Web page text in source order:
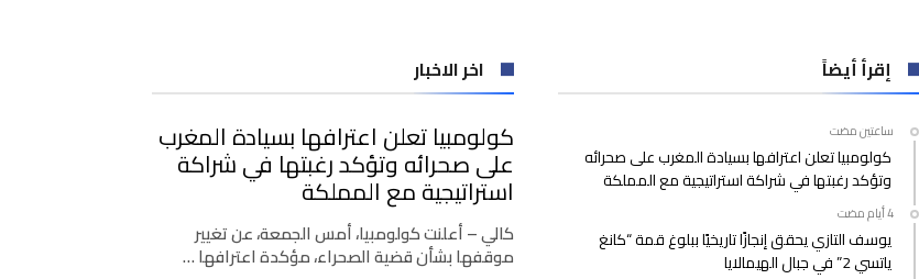
المتوجات
في
العالم
بصريبا
2025
مغلقة
إقرأ أيضاً
‫‫‫‏‫ساعتين مضت‬
كولومبيا تعلن اعترافها بسيادة المغرب على صحرائه
وتؤكد رغبتها في شراكة استراتيجية مع المملكة
‫‫‫‏‫4 أيام مضت‬
يوسف التازي يحقق إنجازًا تاريخيًا ببلوغ قمة “كانغ
ياتسي 2” في جبال الهيمالايا
اخر الاخبار
كولومبيا تعلن اعترافها بسيادة المغرب
على صحرائه وتؤكد رغبتها في شراكة
استراتيجية مع المملكة
كالي – أعلنت كولومبيا، أمس الجمعة، عن تغيير
موقفها بشأن قضية الصحراء، مؤكدة اعترافها …